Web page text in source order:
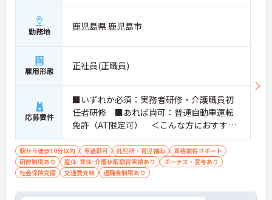
勤務地 鹿児島県 鹿児島市
雇用形態 正社員(正職員)
応募要件
■いずれか必須：実務者研修・介護職員初
任者研修 ■あれば尚可：普通自動車運転
免許（AT限定可） ＜こんな方におすすめ
＞ワークライフバランスを大切にしたいと
お考えの方、入居者様それぞれに合わせ
た、温かいケアを提供したい方、これまで
の介護分野でのご経験を有効に活用したい
方
駅から徒歩10分以内 車通勤可 託児所・育児補助
資格取得サポート
研修制度あり
産休･育休･介護休暇取得実績あり
ボーナス・賞与あり
社会保険完備
交通費支給 退職金制度あり